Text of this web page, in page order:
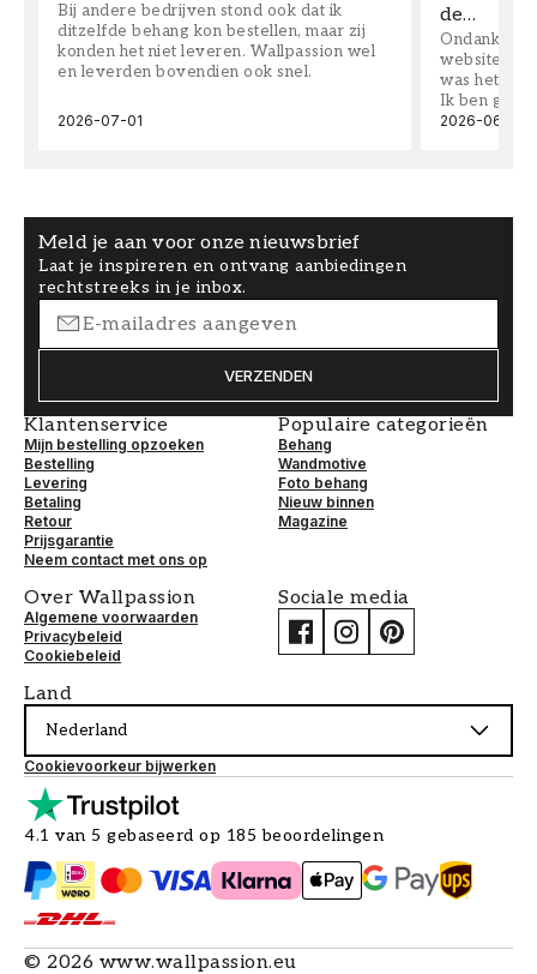
Bij andere bedrijven stond ook dat ik
ditzelfde behang kon bestellen, maar zij
konden het niet leveren. Wallpassion wel
en leverden bovendien ook snel.
2026-07-01
de…
Ondanks
website
was het
Ik ben
2026-06-08
Meld je aan voor onze nieuwsbrief
Laat je inspireren en ontvang aanbiedingen
rechtstreeks in je inbox.
VERZENDEN
Klantenservice
Mijn bestelling opzoeken
Bestelling
Levering
Betaling
Retour
Prijsgarantie
Neem contact met ons op
Populaire categorieën
Behang
Wandmotive
Foto behang
Nieuw binnen
Magazine
Over Wallpassion
Algemene voorwaarden
Privacybeleid
Cookiebeleid
Sociale media
Land
Nederland
Cookievoorkeur bijwerken
4.1 van 5 gebaseerd op 185 beoordelingen
© 2026 www.wallpassion.eu